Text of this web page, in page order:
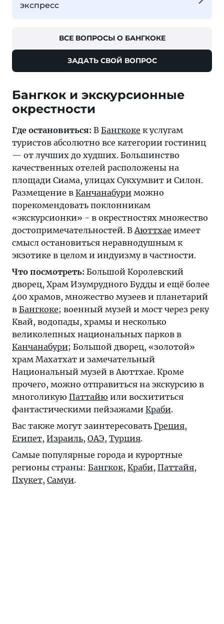
экспресс
ВСЕ ВОПРОСЫ О БАНГКОКЕ
ЗАДАТЬ СВОЙ ВОПРОС
Бангкок и экскурсионные
окрестности
Где остановиться: В Бангкоке к услугам
туристов абсолютно все категории гостиниц
— от лучших до худших. Большинство
качественных отелей расположены на
площади Сиама, улицах Сукхумвит и Силон.
Размещение в Канчанабури можно
порекомендовать поклонникам
«экскурсионки» - в окрестностях множество
достопримечательностей. ВАюттхае имеет
смысл остановиться неравнодушным к
экзотике в целом и индуизму в частности.
Что посмотреть: Большой Королевский
дворец, Храм Изумрудного Будды и ещё более
400 храмов, множество музеев и планетарий
в Бангкоке; военный музей и мост через реку
Квай, водопады, храмы и несколько
великолепных национальных парков в
Канчанабури; Большой дворец, «золотой»
храм Махатхат и замечательный
Национальный музей в Аюттхае. Кроме
прочего, можно отправиться на экскурсию в
многоликую Паттайю или восхититься
фантастическими пейзажами Краби.
Вас также могут заинтересовать Греция,
Египет, Израиль, ОАЭ, Турция.
Самые популярные города и курортные
регионы страны: Бангкок, Краби, Паттайя,
Пхукет, Самуи.